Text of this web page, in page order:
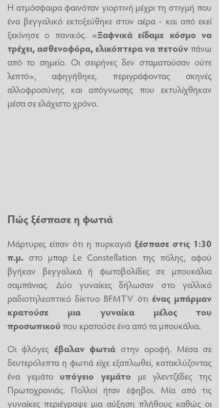
Η ατμόσφαιρα φαινόταν γιορτινή μέχρι τη στιγμή που
ένα βεγγαλικό εκτοξεύθηκε στον αέρα - και από εκεί
ξεκίνησε ο πανικός. «Ξαφνικά είδαμε κόσμο να
τρέχει, ασθενοφόρα, ελικόπτερα να πετούν πάνω
από το σημείο. Οι σειρήνες δεν σταματούσαν ούτε
λεπτό», αφηγήθηκε, περιγράφοντας σκηνές
αλλοφροσύνης και απόγνωσης που εκτυλίχθηκαν
μέσα σε ελάχιστο χρόνο.
Πώς ξέσπασε η φωτιά
Μάρτυρες είπαν ότι η πυρκαγιά ξέσπασε στις 1:30
π.μ. στο μπαρ Le Constellation της πόλης, αφού
βγήκαν βεγγαλικά ή φωτοβολίδες σε μπουκάλια
σαμπάνιας. Δύο γυναίκες δήλωσαν στο γαλλικό
ραδιοτηλεοπτικό δίκτυο BFMTV ότι ένας μπάρμαν
κρατούσε μια γυναίκα μέλος του
προσωπικούπου κρατούσε ένα από τα μπουκάλια.
Οι φλόγες έβαλαν φωτιά στην οροφή. Μέσα σε
δευτερόλεπτα η φωτιά είχε εξαπλωθεί, κατακλύζοντας
ένα γεμάτουπόγειο γεμάτο με γλεντζέδες της
Πρωτοχρονιάς. Πολλοί ήταν έφηβοι. Μία από τις
γυναίκες περιέγραψε μια αύξηση πλήθους καθώς οι